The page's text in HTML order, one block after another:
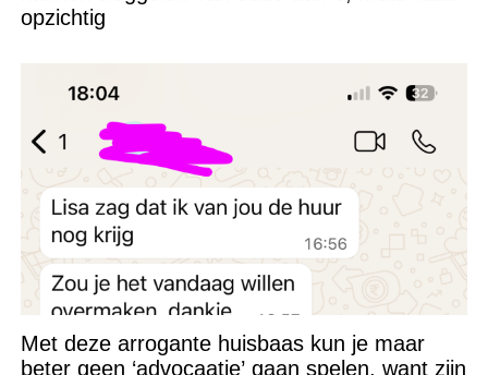
opzichtig
Met deze arrogante huisbaas kun je maar
beter geen ‘advocaatje’ gaan spelen, want zijn